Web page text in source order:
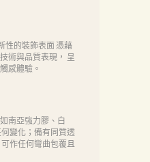
性的裝飾表面 憑藉
術與品質表現， 呈
感體驗。
南亞強力膠、白
變化；備有同質透
作任何彎曲包覆且